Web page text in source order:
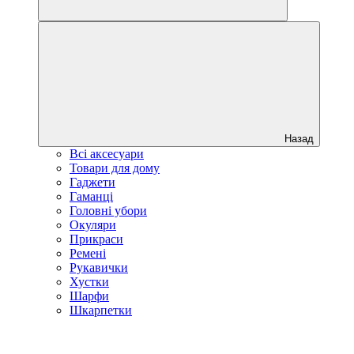
Назад
Всі аксесуари
Товари для дому
Гаджети
Гаманці
Головні убори
Окуляри
Прикраси
Ремені
Рукавички
Хустки
Шарфи
Шкарпетки